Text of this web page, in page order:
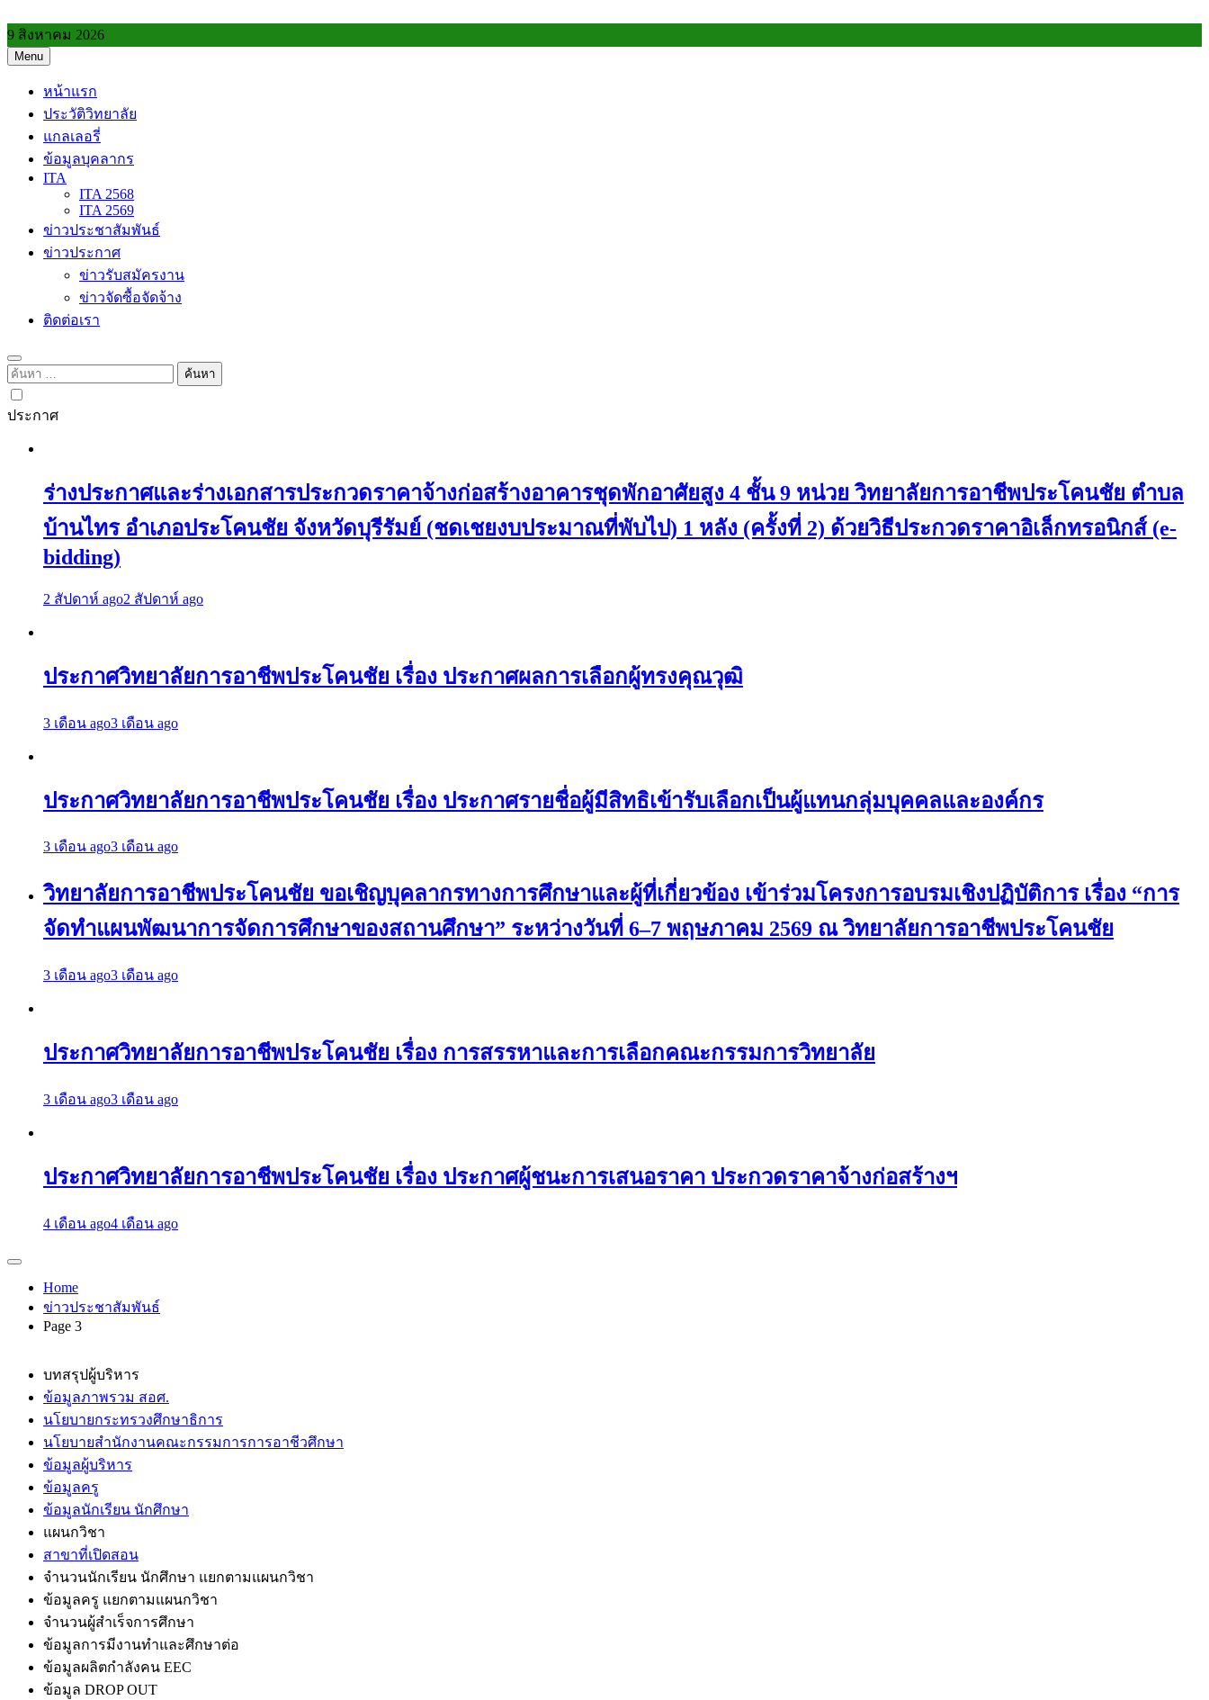
to
content
9 สิงหาคม 2026
Menu
หน้าแรก
ประวัติวิทยาลัย
แกลเลอรี่
ข้อมูลบุคลากร
ITA
ITA 2568
ITA 2569
ข่าวประชาสัมพันธ์
ข่าวประกาศ
ข่าวรับสมัครงาน
ข่าวจัดซื้อจัดจ้าง
ติดต่อเรา
ค้นหา
สำหรับ:
ประกาศ
ร่างประกาศและร่างเอกสารประกวดราคาจ้างก่อสร้างอาคารชุดพักอาศัยสูง 4 ชั้น 9 หน่วย วิทยาลัยการอาชีพประโคนชัย ตำบล
บ้านไทร อำเภอประโคนชัย จังหวัดบุรีรัมย์ (ชดเชยงบประมาณที่พับไป) 1 หลัง (ครั้งที่ 2) ด้วยวิธีประกวดราคาอิเล็กทรอนิกส์ (e-
bidding)
2 สัปดาห์ ago2 สัปดาห์ ago
ประกาศวิทยาลัยการอาชีพประโคนชัย เรื่อง ประกาศผลการเลือกผู้ทรงคุณวุฒิ
3 เดือน ago3 เดือน ago
ประกาศวิทยาลัยการอาชีพประโคนชัย เรื่อง ประกาศรายชื่อผู้มีสิทธิเข้ารับเลือกเป็นผู้แทนกลุ่มบุคคลและองค์กร
3 เดือน ago3 เดือน ago
วิทยาลัยการอาชีพประโคนชัย ขอเชิญบุคลากรทางการศึกษาและผู้ที่เกี่ยวข้อง เข้าร่วมโครงการอบรมเชิงปฏิบัติการ เรื่อง “การ
จัดทำแผนพัฒนาการจัดการศึกษาของสถานศึกษา” ระหว่างวันที่ 6–7 พฤษภาคม 2569 ณ วิทยาลัยการอาชีพประโคนชัย
3 เดือน ago3 เดือน ago
ประกาศวิทยาลัยการอาชีพประโคนชัย เรื่อง การสรรหาและการเลือกคณะกรรมการวิทยาลัย
3 เดือน ago3 เดือน ago
ประกาศวิทยาลัยการอาชีพประโคนชัย เรื่อง ประกาศผู้ชนะการเสนอราคา ประกวดราคาจ้างก่อสร้างฯ
4 เดือน ago4 เดือน ago
Home
ข่าวประชาสัมพันธ์
Page 3
บทสรุปผู้บริหาร
ข้อมูลภาพรวม สอศ.
นโยบายกระทรวงศึกษาธิการ
นโยบายสำนักงานคณะกรรมการการอาชีวศึกษา
ข้อมูลผู้บริหาร
ข้อมูลครู
ข้อมูลนักเรียน นักศึกษา
แผนกวิชา
สาขาที่เปิดสอน
จำนวนนักเรียน นักศึกษา แยกตามแผนกวิชา
ข้อมูลครู แยกตามแผนกวิชา
จำนวนผู้สำเร็จการศึกษา
ข้อมูลการมีงานทำและศึกษาต่อ
ข้อมูลผลิตกำลังคน EEC
ข้อมูล DROP OUT